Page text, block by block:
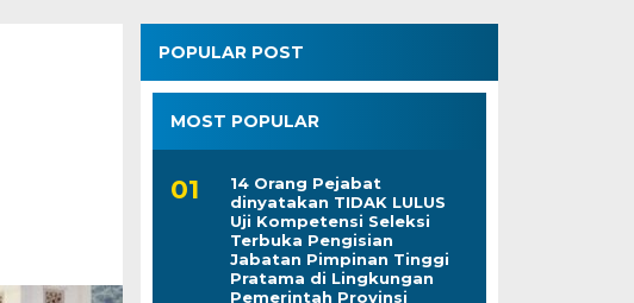
POPULAR POST
MOST POPULAR
14 Orang Pejabat
dinyatakan TIDAK LULUS
Uji Kompetensi Seleksi
Terbuka Pengisian
Jabatan Pimpinan Tinggi
Pratama di Lingkungan
Pemerintah Provinsi